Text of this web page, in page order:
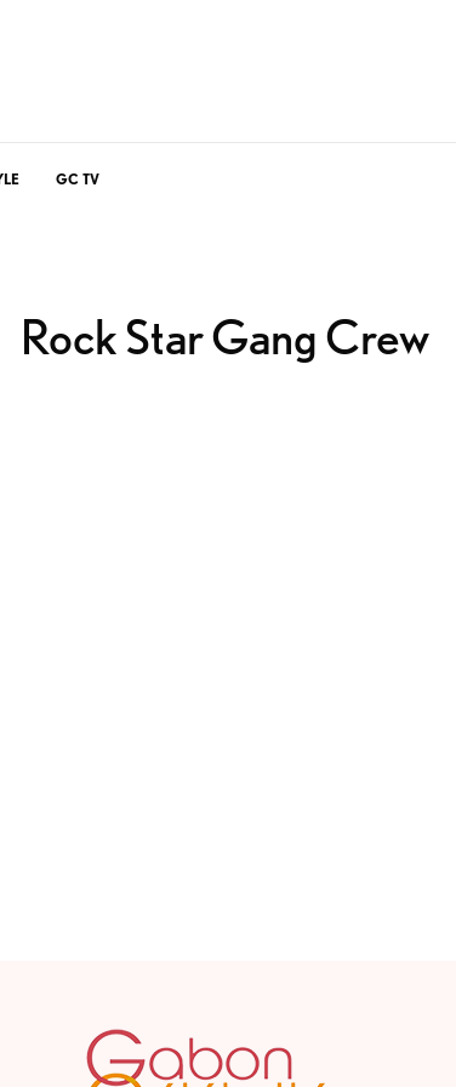
GC TV
Rock Star Gang Crew